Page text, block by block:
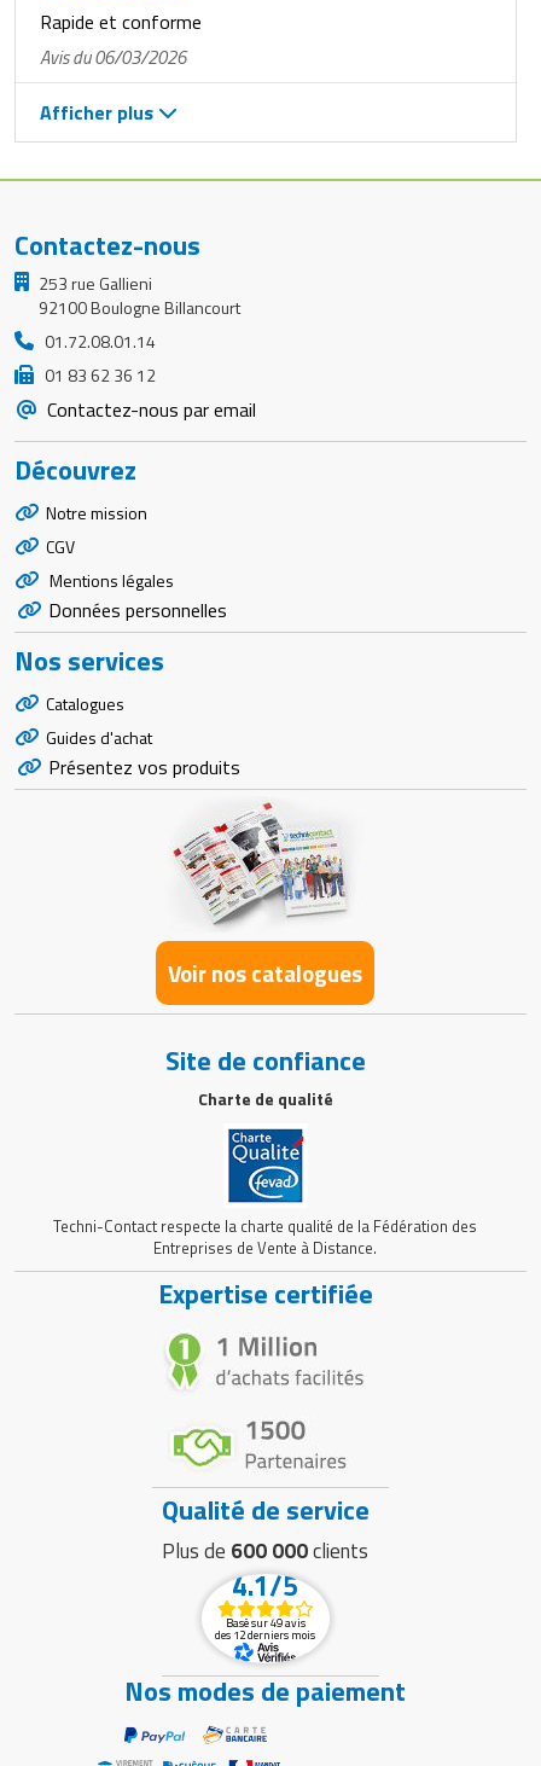
Rapide et conforme
Avis du 06/03/2026
Afficher plus
Contactez-nous
253 rue Gallieni
92100 Boulogne Billancourt
01.72.08.01.14
01 83 62 36 12
Contactez-nous par email
Découvrez
Notre mission
CGV
Mentions légales
Données personnelles
Nos services
Catalogues
Guides d'achat
Présentez vos produits
Voir nos catalogues
Site de confiance
Charte de qualité
Techni-Contact respecte la charte qualité de la Fédération des
Entreprises de Vente à Distance.
Expertise certifiée
Qualité de service
Plus de 600 000clients
4.1/5
Basé sur 49 avis
des 12 derniers mois
Nos modes de paiement